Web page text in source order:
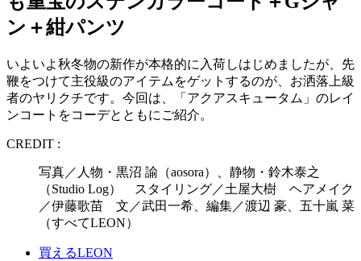
ン＋紺パンツ
いよいよ秋冬物の新作が本格的に入荷しはじめましたが、先
鞭をつけて主役級のアイテムをゲットするのが、お洒落上級
者のヤリクチです。今回は、「アクアスキュータム」のレイ
ンコートをコーデとともにご紹介。
CREDIT :
写真／人物・黒沼 諭（aosora）、静物・鈴木泰之
（Studio Log） スタイリング／土屋大樹 ヘアメイク
／伊藤歌苗 文／武田一希、編集／渡辺 豪、五十嵐 菜
（すべてLEON）
買えるLEON